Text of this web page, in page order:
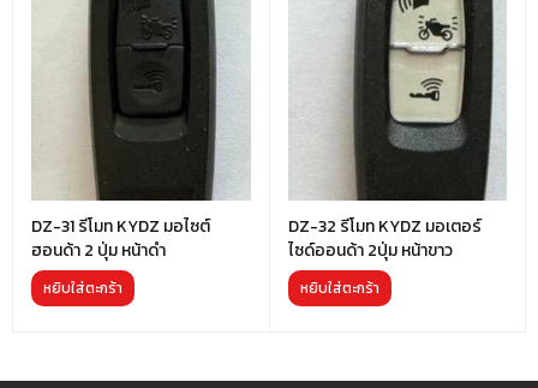
DZ-31 รีโมท KYDZ มอไซต์
ฮอนด้า 2 ปุ่ม หน้าดำ
หยิบใส่ตะกร้า
DZ-32 รีโมท KYDZ มอเตอร์
ไซด์ออนด้า 2ปุ่ม หน้าขาว
หยิบใส่ตะกร้า